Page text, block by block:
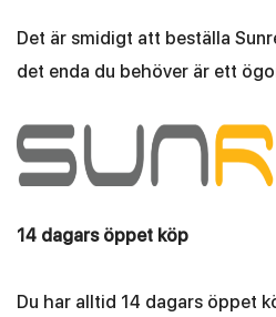
Det är smidigt att beställa
det enda du behöver är ett
14 dagars öppet köp
Du har alltid 14 dagars öppet